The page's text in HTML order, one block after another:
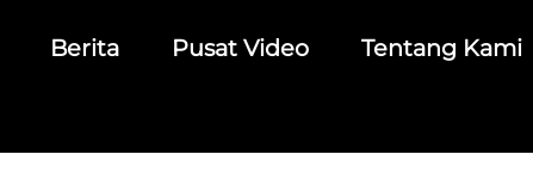
Berita Pusat Video Tentang Kami